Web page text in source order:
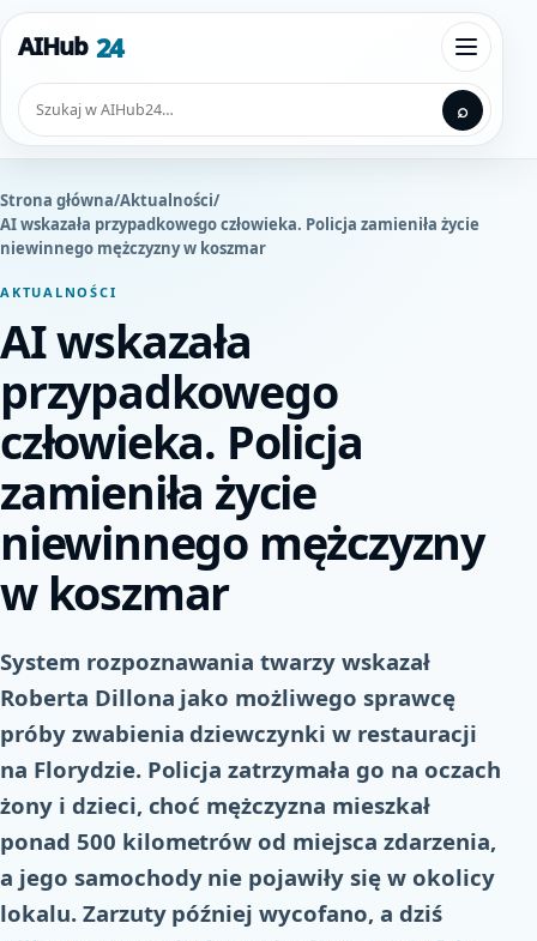
Przejdź do treści
AIHub 24
Szukaj
⌕
Strona główna/Aktualności/
AI wskazała przypadkowego człowieka. Policja zamieniła życie
niewinnego mężczyzny w koszmar
AKTUALNOŚCI
AI wskazała
przypadkowego
człowieka. Policja
zamieniła życie
niewinnego mężczyzny
w koszmar
System rozpoznawania twarzy wskazał
Roberta Dillona jako możliwego sprawcę
próby zwabienia dziewczynki w restauracji
na Florydzie. Policja zatrzymała go na oczach
żony i dzieci, choć mężczyzna mieszkał
ponad 500 kilometrów od miejsca zdarzenia,
a jego samochody nie pojawiły się w okolicy
lokalu. Zarzuty później wycofano, a dziś